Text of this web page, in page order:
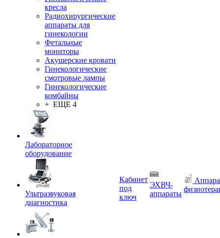
кресла
Радиохирургические
аппараты для
гинекологии
Фетальные
мониторы
Акушерские кровати
Гинекологические
смотровые лампы
Гинекологические
комбайны
+ ЕЩЕ 4
Лабораторное
оборудование
Ультразвуковая
диагностика
Кабинет
под
ключ
ЭХВЧ-
аппараты